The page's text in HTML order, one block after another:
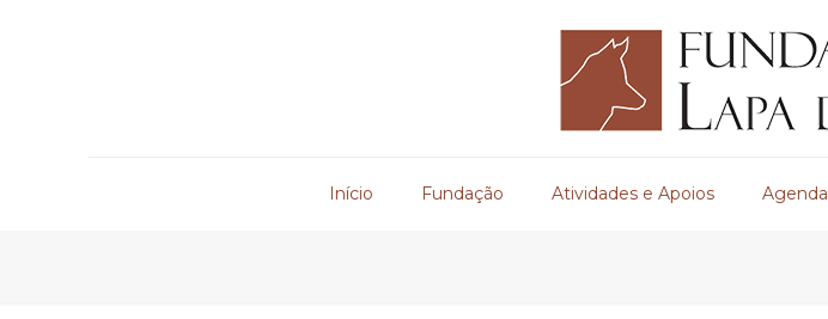
Início Fundação Atividades e Apoios Agenda